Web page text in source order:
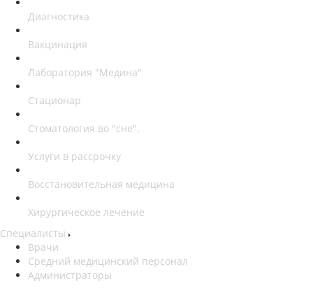
Диагностика
Вакцинация
Лаборатория "Медина"
Стационар
Стоматология во "сне".
Услуги в рассрочку
Восстановительная медицина
Хирургическое лечение
Специалисты
Врачи
Средний медицинский персонал
Администраторы